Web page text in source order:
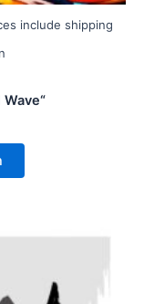
include shipping
mehrere